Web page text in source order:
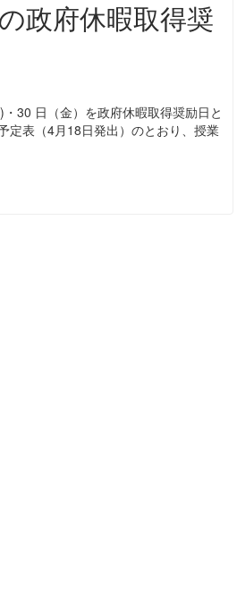
政府休暇取得奨
30 日（金）を政府休暇取得奨励日と
定表（4月18日発出）のとおり、授業